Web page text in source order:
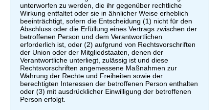
unterworfen zu werden, die ihr gegenüber rechtliche
Wirkung entfaltet oder sie in ähnlicher Weise erheblich
beeinträchtigt, sofern die Entscheidung (1) nicht für den
Abschluss oder die Erfüllung eines Vertrags zwischen der
betroffenen Person und dem Verantwortlichen
erforderlich ist, oder (2) aufgrund von Rechtsvorschriften
der Union oder der Mitgliedstaaten, denen der
Verantwortliche unterliegt, zulässig ist und diese
Rechtsvorschriften angemessene Maßnahmen zur
Wahrung der Rechte und Freiheiten sowie der
berechtigten Interessen der betroffenen Person enthalten
oder (3) mit ausdrücklicher Einwilligung der betroffenen
Person erfolgt.